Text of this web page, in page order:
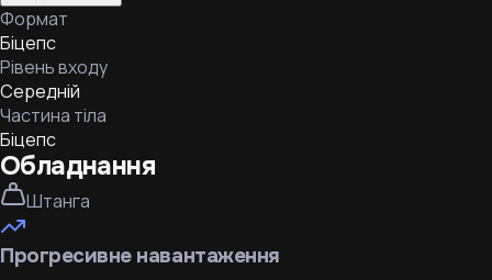
Формат
Біцепс
Рівень входу
Середній
Частина тіла
Біцепс
Обладнання
Штанга
Прогресивне навантаження